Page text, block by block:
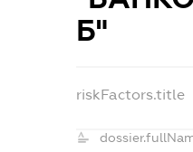
Б"
riskFactors.title